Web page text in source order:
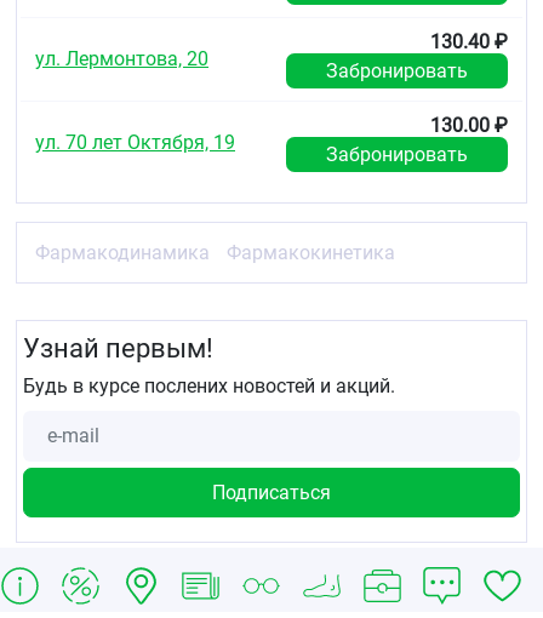
ул. Лермонтова, 20
130.40 ₽
Забронировать
ул. 70 лет Октября, 19
130.00 ₽
Забронировать
Фармакодинамика Фармакокинетика
Узнай первым!
Будь в курсе послених новостей и акций.